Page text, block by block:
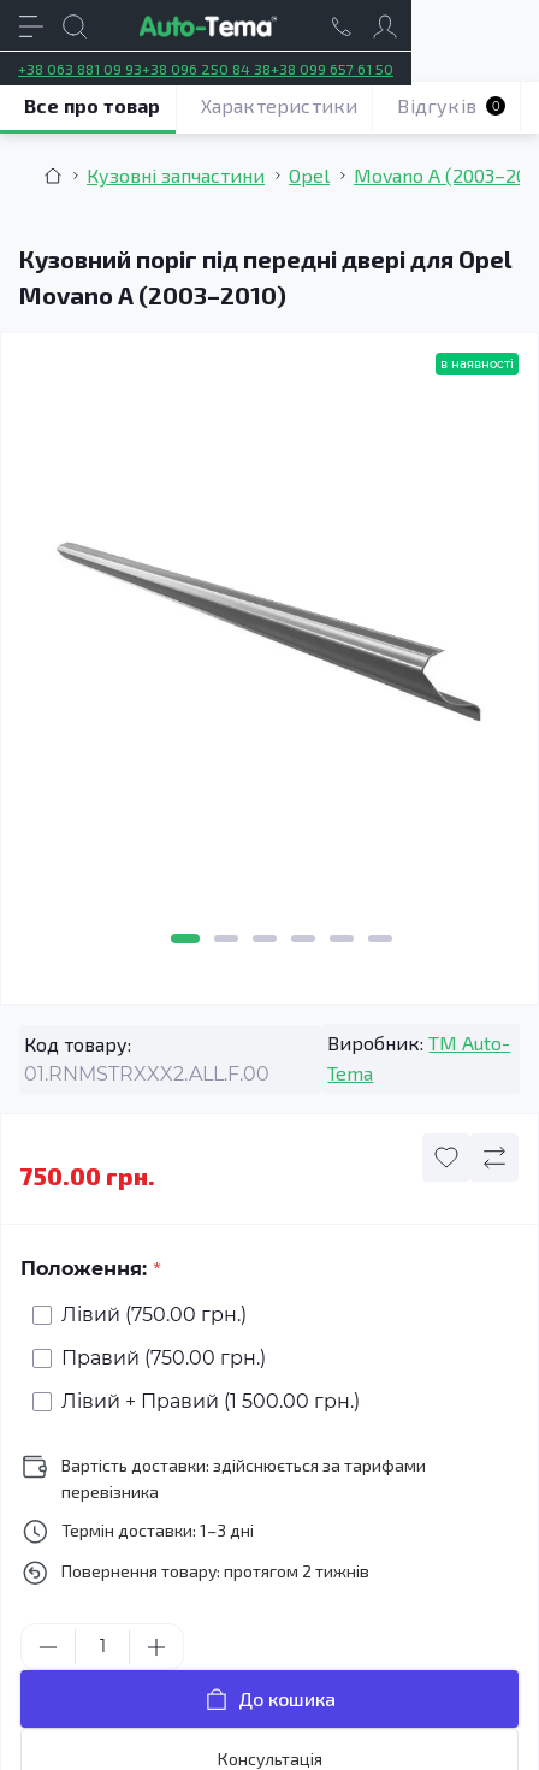
+38 063 881 09 93+38 096 250 84 38+38 099 657 61 50
Кузовні запчастини Opel Movano A
Кузовний поріг під передні двері для Opel
Movano A (2003–2010)
Все про товар Характеристики Відгуків 0
в наявності
Код товару:
01.RNMSTRXXX2.ALL.F.00
Виробник: TM Auto-
Tema
750.00 грн.
Положення: *
Лівий (750.00 грн.)
Правий (750.00 грн.)
Лівий + Правий (1 500.00 грн.)
Вартість доставки: здійснюється за тарифами
перевізника
Термін доставки: 1–3 дні
Повернення товару: протягом 2 тижнів
До кошика
Консультація